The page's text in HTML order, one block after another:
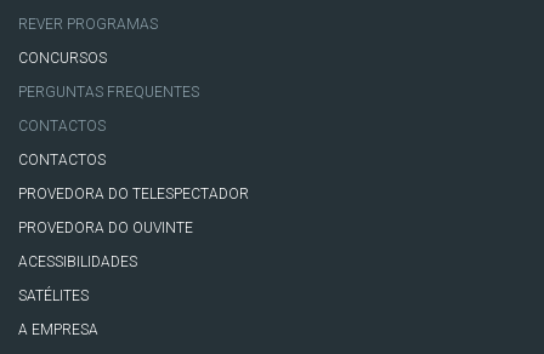
REVER PROGRAMAS
CONCURSOS
PERGUNTAS FREQUENTES
CONTACTOS
CONTACTOS
PROVEDORA DO TELESPECTADOR
PROVEDORA DO OUVINTE
ACESSIBILIDADES
SATÉLITES
A EMPRESA